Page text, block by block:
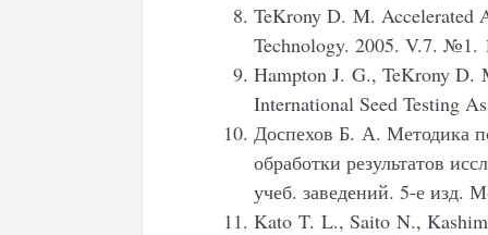
TeKrony D. M. Accelerated
Technology. 2005. V.7. №1.
Hampton J. G., TeKrony D.
International Seed Testing
Доспехов Б. А. Методика
обработки результатов
учеб. заведений. 5-е изд.
Kato T. L., Saito N.,